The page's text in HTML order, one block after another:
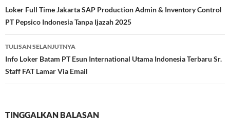
Tulisan
Loker Full Time Jakarta SAP Production Admin & Inventory Control
PT Pepsico Indonesia Tanpa Ijazah 2025
TULISAN SELANJUTNYA
Info Loker Batam PT Esun International Utama Indonesia Terbaru Sr.
Staff FAT Lamar Via Email
TINGGALKAN BALASAN